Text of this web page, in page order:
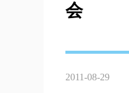
会
2011-08-29